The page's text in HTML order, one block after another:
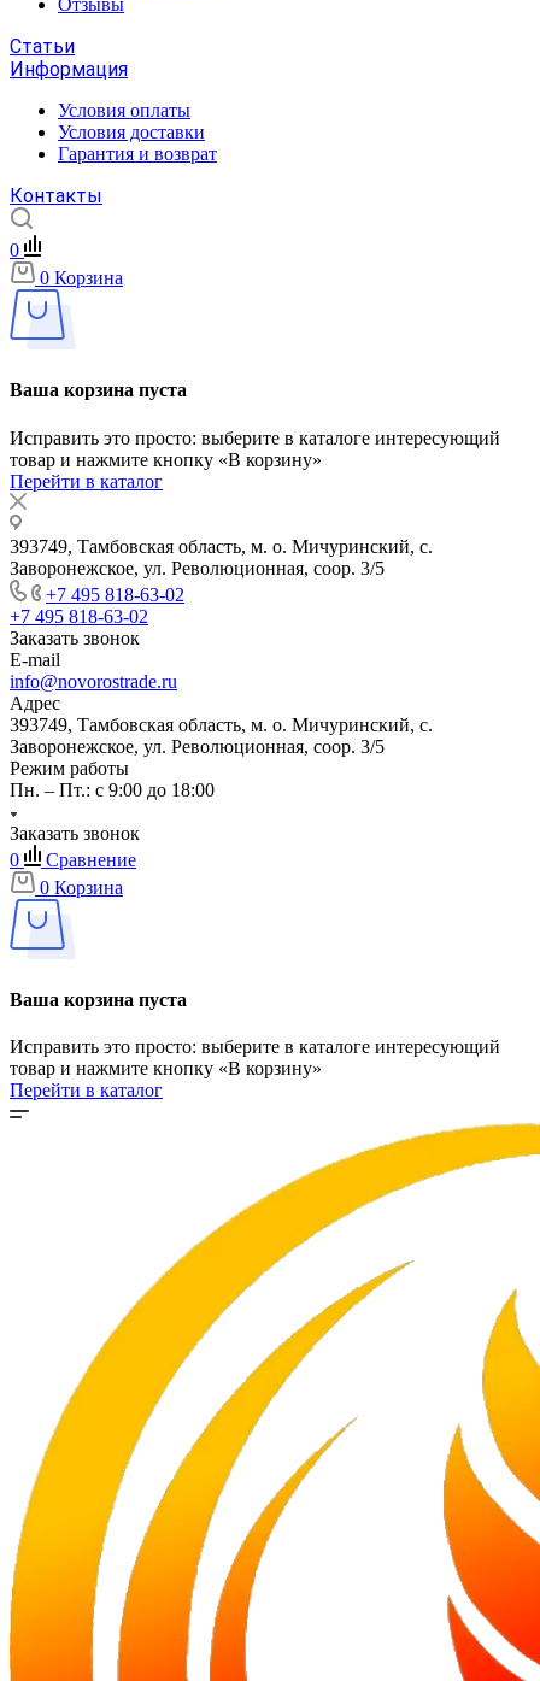
Отзывы
Статьи
Информация
Условия оплаты
Условия доставки
Гарантия и возврат
Контакты
0
0 Корзина
Ваша корзина пуста
Исправить это просто: выберите в каталоге интересующий
товар и нажмите кнопку «В корзину»
Перейти в каталог
393749, Тамбовская область, м. о. Мичуринский, с.
Заворонежское, ул. Революционная, соор. 3/5
+7 495 818-63-02
+7 495 818-63-02
Заказать звонок
E-mail
info@novorostrade.ru
Адрес
393749, Тамбовская область, м. о. Мичуринский, с.
Заворонежское, ул. Революционная, соор. 3/5
Режим работы
Пн. – Пт.: с 9:00 до 18:00
Заказать звонок
0
Сравнение
0 Корзина
Ваша корзина пуста
Исправить это просто: выберите в каталоге интересующий
товар и нажмите кнопку «В корзину»
Перейти в каталог